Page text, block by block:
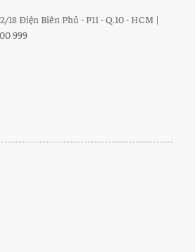
18 Điện Biên Phủ - P11 - Q.10 - HCM |
999